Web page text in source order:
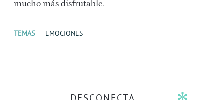
mucho más disfrutable.
TEMAS EMOCIONES
DESCONECTA